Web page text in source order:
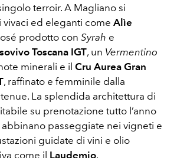
terroir. A Magliano si
ed eleganti come Alìe
prodotto con Syrah e
Toscana IGT, un Vermentino
minerali e il Cru Aurea Gran
, raffinato e femminile dalla
La splendida architettura di
su prenotazione tutto l’anno
passeggiate nei vigneti e
guidate di vini e olio
come il Laudemio.